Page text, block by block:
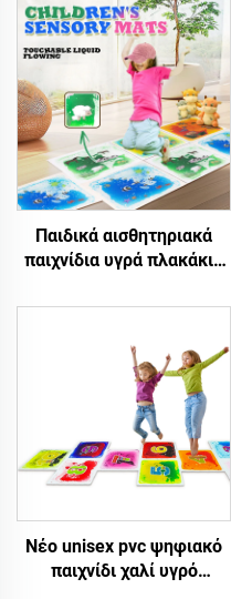
Παιδικά αισθητηριακά
παιχνίδια υγρά πλακάκια
όρασης των παιδιών
να συνδεθεί αισθητηριακά
στρώματα
Νέο unisex pvc ψηφιακό
παιχνίδι χαλί υγρό